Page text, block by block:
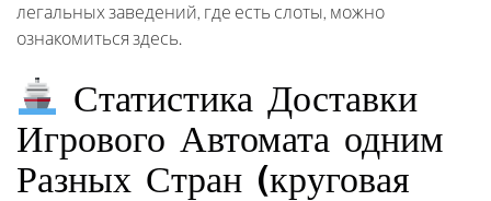
легальных заведений, где есть слоты, можно
ознакомиться здесь.
Статистика Доставки
Игрового Автомата одним
Разных Стран (круговая